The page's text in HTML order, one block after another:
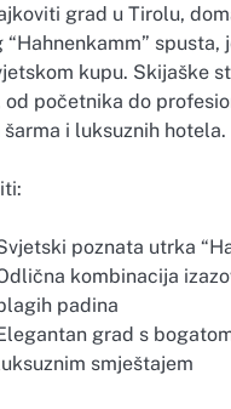
grad u Tirolu,
spusta,
kupu. Skijaške
od početnika do
i luksuznih hotela.
poznata utrka
kombinacija
padina
grad s
smještajem